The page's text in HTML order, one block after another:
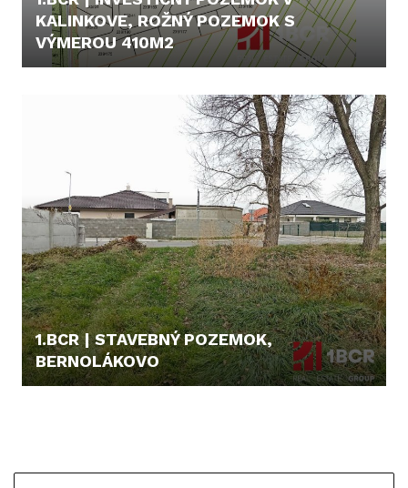
KALINKOVE, ROŽNÝ POZEMOK S
VÝMEROU 410M2
1.BCR | STAVEBNÝ POZEMOK,
BERNOLÁKOVO